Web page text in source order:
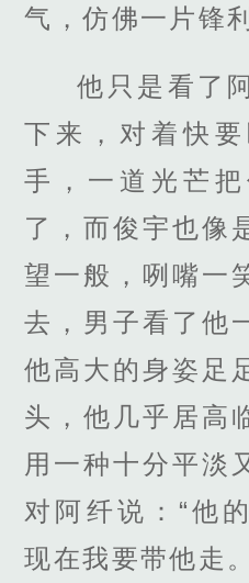
气，仿佛一片锋
他只是看了
下来，对着快
手，一道光芒
了，而俊宇也像
望一般，咧嘴一
去，男子看了他
他高大的身姿足
头，他几乎居高
用一种十分平淡
对阿纤说：“他
现在我要带他走